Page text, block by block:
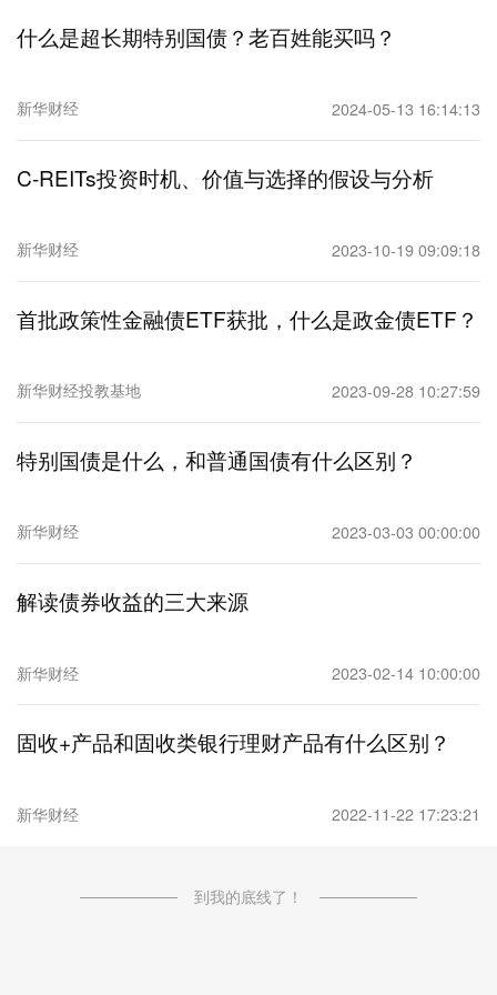
什么是超长期特别国债？老百姓能买吗？
新华财经 2024-05-13 16:14:13
C-REITs投资时机、价值与选择的假设与分析
新华财经 2023-10-19 09:09:18
首批政策性金融债ETF获批，什么是政金债ETF？
新华财经投教基地 2023-09-28 10:27:59
特别国债是什么，和普通国债有什么区别？
新华财经 2023-03-03 00:00:00
解读债券收益的三大来源
新华财经 2023-02-14 10:00:00
固收+产品和固收类银行理财产品有什么区别？
新华财经 2022-11-22 17:23:21
到我的底线了！